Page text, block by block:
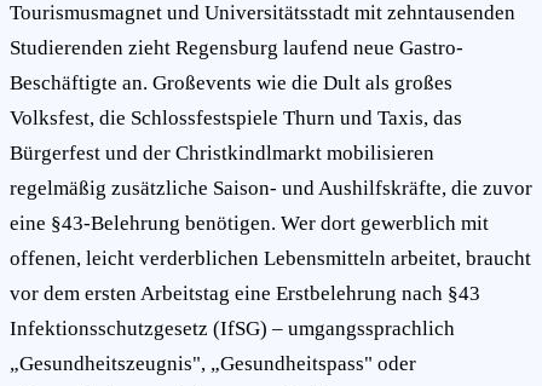
Tourismusmagnet und Universitätsstadt mit zehntausenden
Studierenden zieht Regensburg laufend neue Gastro-
Beschäftigte an. Großevents wie die Dult als großes
Volksfest, die Schlossfestspiele Thurn und Taxis, das
Bürgerfest und der Christkindlmarkt mobilisieren
regelmäßig zusätzliche Saison- und Aushilfskräfte, die zuvor
eine §43-Belehrung benötigen. Wer dort gewerblich mit
offenen, leicht verderblichen Lebensmitteln arbeitet, braucht
vor dem ersten Arbeitstag eine Erstbelehrung nach §43
Infektionsschutzgesetz (IfSG) – umgangssprachlich
„Gesundheitszeugnis", „Gesundheitspass" oder